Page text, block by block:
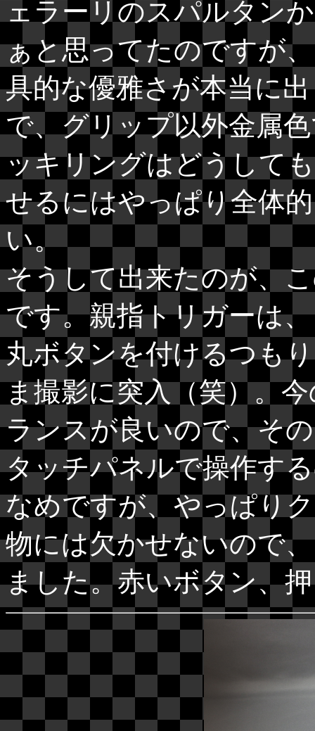
ェラーリのスパルタン
ぁと思ってたのですが
具的な優雅さが本当に
で、グリップ以外金属
ッキリングはどうして
せるにはやっぱり全体
い。
そうして出来たのが、
です。親指トリガーは
丸ボタンを付けるつも
ま撮影に突入（笑）。
ランスが良いので、そ
タッチパネルで操作す
なめですが、やっぱり
物には欠かせないので
ました。赤いボタン、